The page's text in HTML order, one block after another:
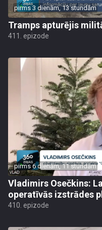
pirms 3 dienām, 13 stundām
Tramps apturējis
411. epizode
pirms 6 dienām, 11 stundām
Vladimirs Osečkins:
operatīvās izstrādes
410. epizode